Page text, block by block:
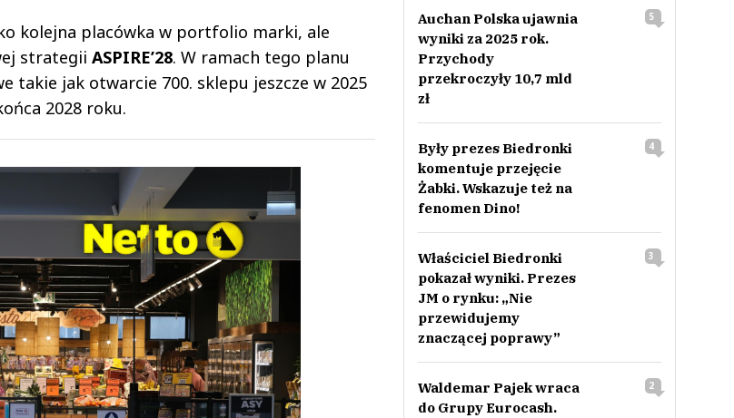
kolejna placówka w portfolio marki, ale
strategii ASPIRE’28. W ramach tego planu
takie jak otwarcie 700. sklepu jeszcze w 2025
2028 roku.
Auchan Polska ujawnia
wyniki za 2025 rok.
Przychody
przekroczyły 10,7 mld
zł
5
Były prezes Biedronki
komentuje przejęcie
Żabki. Wskazuje też na
fenomen Dino!
4
Właściciel Biedronki
pokazał wyniki. Prezes
JM o rynku: „Nie
przewidujemy
znaczącej poprawy”
3
Waldemar Pajek wraca
do Grupy Eurocash.
2